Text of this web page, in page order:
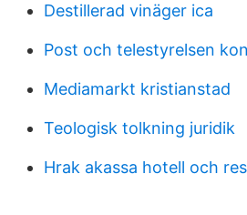
Destillerad vinäger ica
Post och telestyrelsen
Mediamarkt kristianstad
Teologisk tolkning juridik
Hrak akassa hotell och